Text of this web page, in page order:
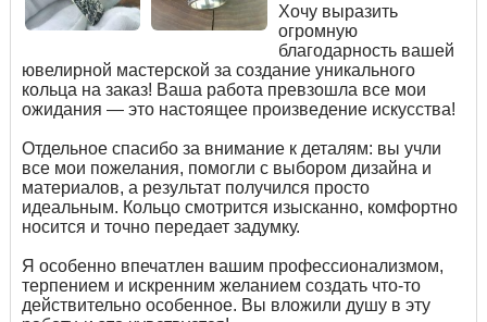
Хочу выразить
огромную
благодарность вашей
ювелирной мастерской за создание уникального
кольца на заказ! Ваша работа превзошла все мои
ожидания — это настоящее произведение искусства!
Отдельное спасибо за внимание к деталям: вы учли
все мои пожелания, помогли с выбором дизайна и
материалов, а результат получился просто
идеальным. Кольцо смотрится изысканно, комфортно
носится и точно передает задумку.
Я особенно впечатлен вашим профессионализмом,
терпением и искренним желанием создать что-то
действительно особенное. Вы вложили душу в эту